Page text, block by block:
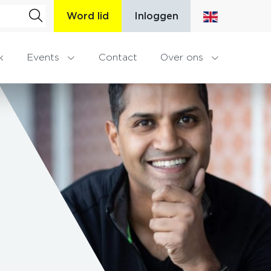
Word lid Inloggen
Events Contact Over ons